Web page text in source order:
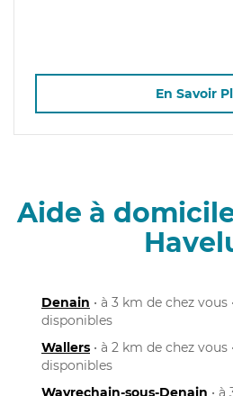
En Savoir
Aide à
Denain • à 3 km de chez vous
disponibles
Wallers • à 2 km de chez
disponibles
Wavrechain-sous-Denain • à